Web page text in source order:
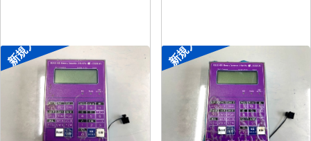
新規入荷
ポータブル入出力装置
協立アスリック
式U-Port Pro
式-
新規入荷
ポータブル入出力装置
メーカー 協立アスリック
式U-Port Pro
式-